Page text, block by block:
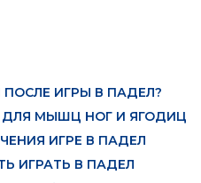
ИГРЫ В ПАДЕЛ?
МЫШЦ НОГ И ЯГОДИЦ
ИГРЕ В ПАДЕЛ
ИГРАТЬ В ПАДЕЛ